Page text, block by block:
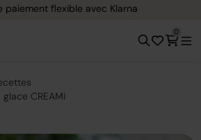
paiement flexible avec Klarna
0
CREAMi